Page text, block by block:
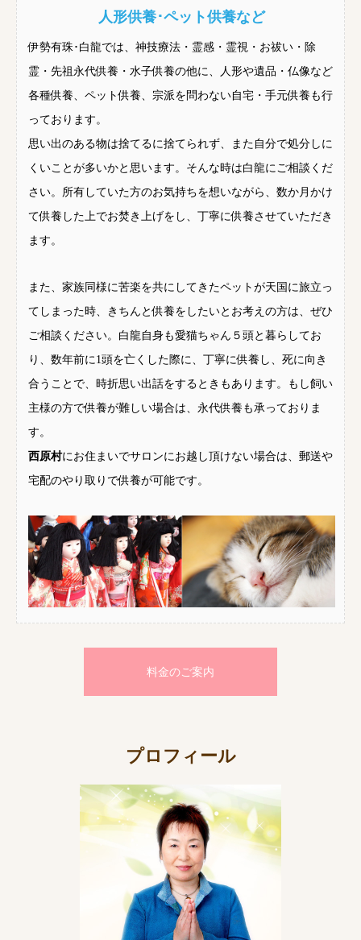
人形供養･ペット供養など
伊勢有珠･白龍では、神技療法・霊感・霊視・お祓い・除
霊・先祖永代供養・水子供養の他に、人形や遺品・仏像など
各種供養、ペット供養、宗派を問わない自宅・手元供養も行
っております。
思い出のある物は捨てるに捨てられず、また自分で処分しに
くいことが多いかと思います。そんな時は白龍にご相談くだ
さい。所有していた方のお気持ちを想いながら、数か月かけ
て供養した上でお焚き上げをし、丁寧に供養させていただき
ます。
また、家族同様に苦楽を共にしてきたペットが天国に旅立っ
てしまった時、きちんと供養をしたいとお考えの方は、ぜひ
ご相談ください。白龍自身も愛猫ちゃん５頭と暮らしてお
り、数年前に1頭を亡くした際に、丁寧に供養し、死に向き
合うことで、時折思い出話をするときもあります。もし飼い
主様の方で供養が難しい場合は、永代供養も承っておりま
す。
西原村にお住まいでサロンにお越し頂けない場合は、郵送や
宅配のやり取りで供養が可能です。
料金のご案内
プロフィール